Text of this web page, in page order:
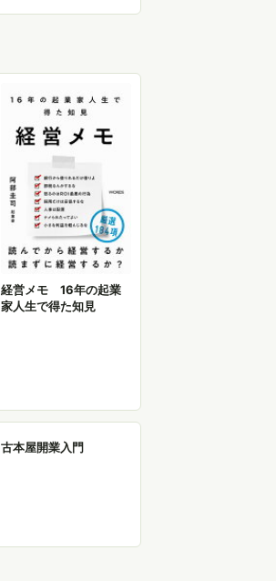
経営メモ 16年の起業
家人生で得た知見
古本屋開業入門